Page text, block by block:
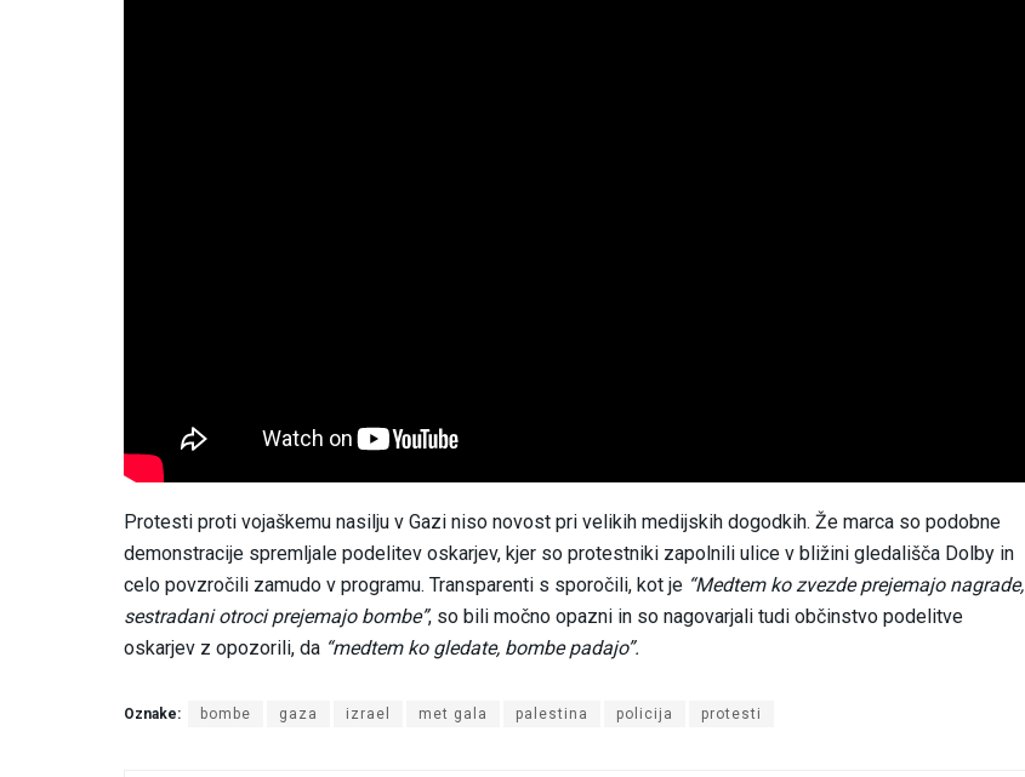
Protesti proti vojaškemu nasilju v Gazi niso novost pri velikih medijskih dogodkih. Že marca so podobne
demonstracije spremljale podelitev oskarjev, kjer so protestniki zapolnili ulice v bližini gledališča Dolby in
celo povzročili zamudo v programu. Transparenti s sporočili, kot je “Medtem ko zvezde prejemajo nagrade,
sestradani otroci prejemajo bombe”, so bili močno opazni in so nagovarjali tudi občinstvo podelitve
oskarjev z opozorili, da “medtem ko gledate, bombe padajo”.
Oznake: bombe gaza izrael met gala palestina policija protesti